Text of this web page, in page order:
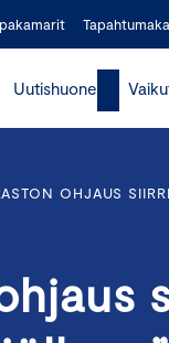
Uutishuone
OHJAUS